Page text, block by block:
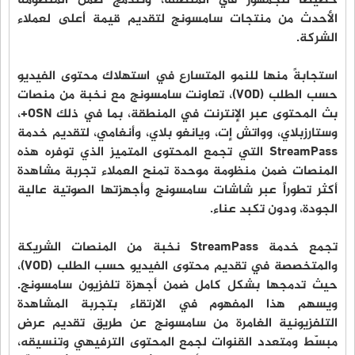
الأحدث من منتجات سامسونج لتقديم قيمة أعلى لعملاء
الشركة.
استجابةً منها للنمو المتسارع في استهلاك محتوى الفيديو
حسب الطلب (VOD)، تعاونت سامسونج مع نخبة من منصات
بث المحتوى عبر الإنترنت في المنطقة، بما في ذلك OSN+،
وستارزبلاي، وواتش إت، ويانغو بلاي، وأنغامي، لتقديم خدمة
StreamPass التي تجمع المحتوى المتميز الذي توفره هذه
المنصات ضمن منظومة موحدة تمنح العملاء تجربة مشاهدة
أكثر تطوراً عبر شاشات سامسونج وأجهزتها الصوتية عالية
الجودة، ودون تكبد عناء.
تجمع خدمة StreamPass نخبة من المنصات الشريكة
والمتخصصة في تقديم محتوى الفيديو حسب الطلب (VOD)،
حيث تدمجها بشكل كامل ضمن أجهزة تلفزيون سامسونج.
ويسهم هذا المفهوم في الارتقاء بتجربة المشاهدة
التلفزيونية الغامرة من سامسونج عن طريق تقديم عرض
مبسّط ومتعدد القنوات لجمع المحتوى الترفيهي وتنسيقه،